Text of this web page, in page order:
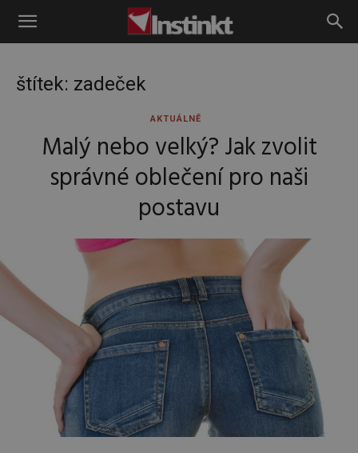
Instinkt
štítek: zadeček
AKTUÁLNĚ
Malý nebo velký? Jak zvolit
správné oblečení pro naši
postavu